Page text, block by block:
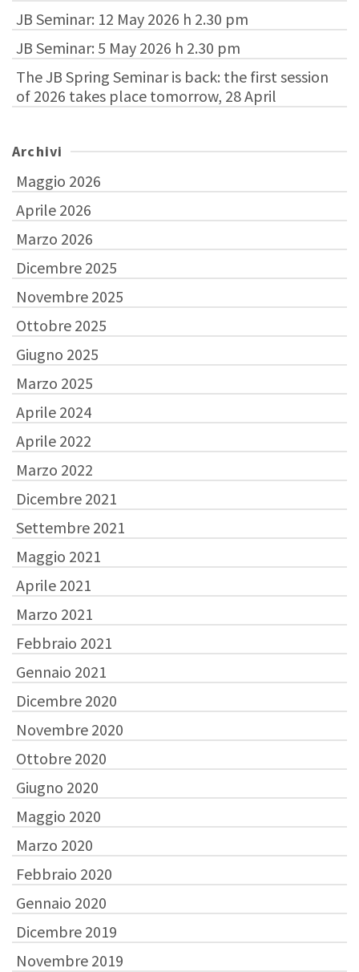
JB Seminar: 12 May 2026 h 2.30 pm
JB Seminar: 5 May 2026 h 2.30 pm
The JB Spring Seminar is back: the first session
of 2026 takes place tomorrow, 28 April
Archivi
Maggio 2026
Aprile 2026
Marzo 2026
Dicembre 2025
Novembre 2025
Ottobre 2025
Giugno 2025
Marzo 2025
Aprile 2024
Aprile 2022
Marzo 2022
Dicembre 2021
Settembre 2021
Maggio 2021
Aprile 2021
Marzo 2021
Febbraio 2021
Gennaio 2021
Dicembre 2020
Novembre 2020
Ottobre 2020
Giugno 2020
Maggio 2020
Marzo 2020
Febbraio 2020
Gennaio 2020
Dicembre 2019
Novembre 2019